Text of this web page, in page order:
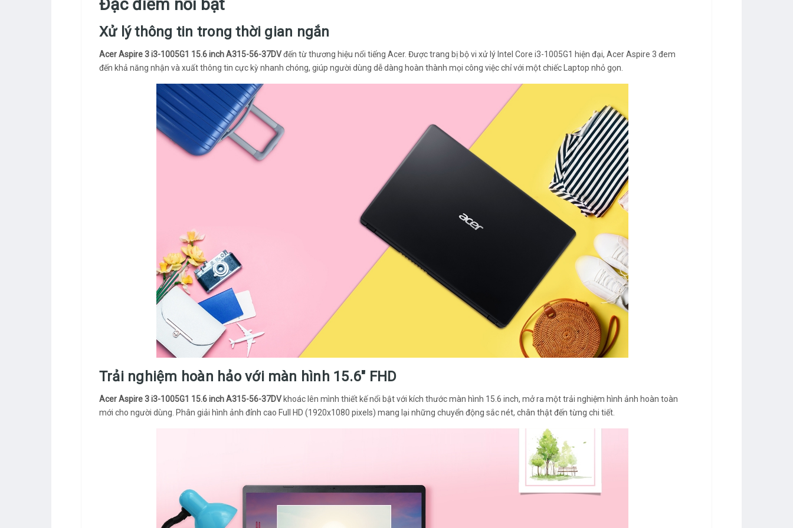
Đặc điểm nổi bật
Xử lý thông tin trong thời gian ngắn
Acer Aspire 3 i3-1005G1 15.6 inch A315-56-37DVđến từ thương hiệu nổi tiếng Acer. Được trang bị bộ vi xử lý Intel Core i3-1005G1 hiện đại, Acer Aspire 3 đem
đến khả năng nhận và xuất thông tin cực kỳ nhanh chóng, giúp người dùng dễ dàng hoàn thành mọi công việc chỉ với một chiếc Laptop nhỏ gọn.
Trải nghiệm hoàn hảo với màn hình 15.6" FHD
Acer Aspire 3 i3-1005G1 15.6 inch A315-56-37DV khoác lên mình thiết kế nổi bật với kích thước màn hình 15.6 inch, mở ra một trải nghiệm hình ảnh hoàn toàn
mới cho người dùng. Phân giải hình ảnh đỉnh cao Full HD (1920x1080 pixels) mang lại những chuyển động sắc nét, chân thật đến từng chi tiết.